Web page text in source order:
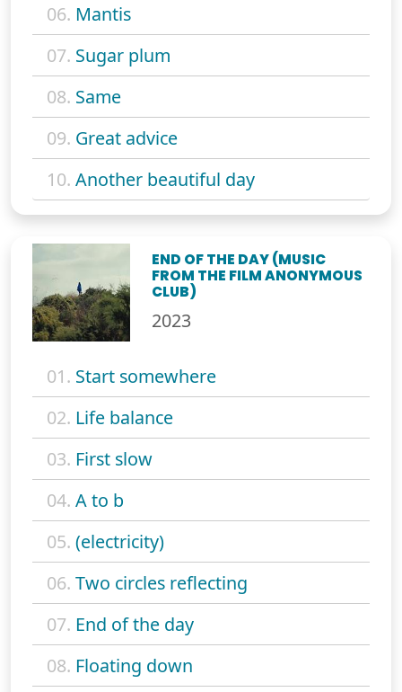
06. Mantis
07. Sugar plum
08. Same
09. Great advice
10. Another beautiful day
END OF THE DAY (MUSIC
FROM THE FILM ANONYMOUS
CLUB)
2023
01. Start somewhere
02. Life balance
03. First slow
04. A to b
05. (electricity)
06. Two circles reflecting
07. End of the day
08. Floating down